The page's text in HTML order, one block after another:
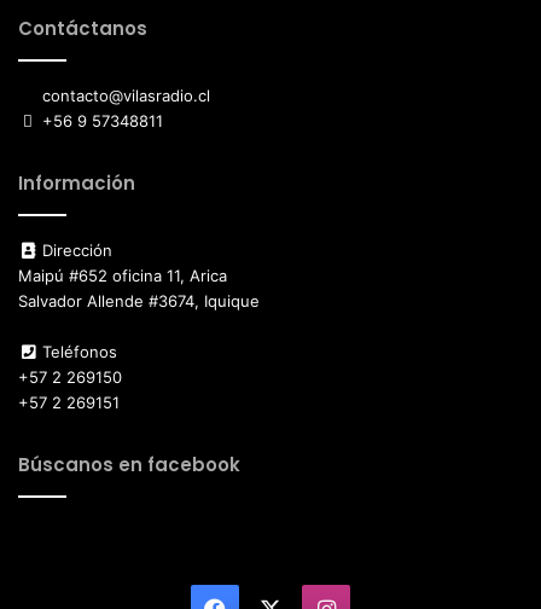
Contáctanos
contacto@vilasradio.cl
+56 9 57348811
Información
Dirección
Maipú #652 oficina 11, Arica
Salvador Allende #3674, Iquique
Teléfonos
+57 2 269150
+57 2 269151
Búscanos en facebook